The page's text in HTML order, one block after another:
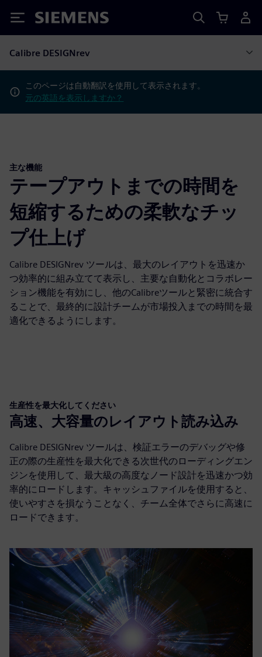
Siemens
Calibre DESIGNrev
このページは自動翻訳を使用して表示されます。
元の英語を表示しますか？
主な機能
テープアウトまでの時間を
短縮するための柔軟なチッ
プ仕上げ
Calibre DESIGNrev ツールは、最大のレイアウトを迅速か
つ効率的に組み立てて表示し、主要な自動化とコラボレー
ション機能を有効にし、他のCalibreツールと緊密に統合す
ることで、最終的に設計チームが市場投入までの時間を最
適化できるようにします。
生産性を最大化してください
高速、大容量のレイアウト読み込み
Calibre DESIGNrev ツールは、検証エラーのデバッグや修
正の際の生産性を最大化できる次世代のローディングエン
ジンを使用して、最大級の高度なノード設計を迅速かつ効
率的にロードします。キャッシュファイルを使用すると、
使いやすさを損なうことなく、チーム全体でさらに高速に
ロードできます。